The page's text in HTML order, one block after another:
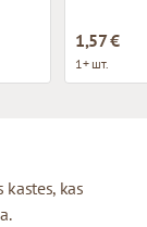
1,57 €
1+ шт.
kas